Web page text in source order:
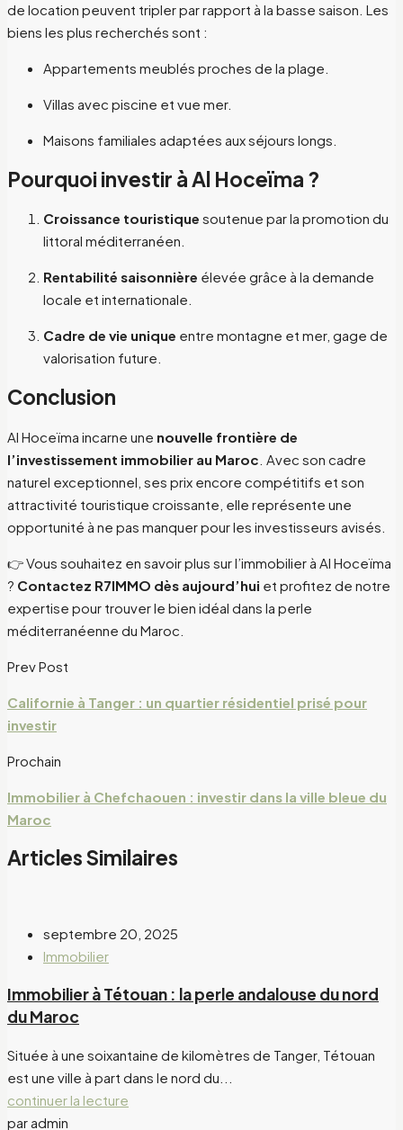
de location peuvent tripler par rapport à la basse saison. Les
biens les plus recherchés sont :
Appartements meublés proches de la plage.
Villas avec piscine et vue mer.
Maisons familiales adaptées aux séjours longs.
Pourquoi investir à Al Hoceïma ?
Croissance touristique soutenue par la promotion du
littoral méditerranéen.
Rentabilité saisonnière élevée grâce à la demande
locale et internationale.
Cadre de vie unique entre montagne et mer, gage de
valorisation future.
Conclusion
Al Hoceïma incarne une nouvelle frontière de
l’investissement immobilier au Maroc . Avec son cadre
naturel exceptionnel, ses prix encore compétitifs et son
attractivité touristique croissante, elle représente une
opportunité à ne pas manquer pour les investisseurs avisés.
👉 Vous souhaitez en savoir plus sur l’immobilier à Al Hoceïma
? Contactez R7IMMO dès aujourd’hui et profitez de notre
expertise pour trouver le bien idéal dans la perle
méditerranéenne du Maroc.
Prev Post
Californie à Tanger : un quartier résidentiel prisé pour
investir
Prochain
Immobilier à Chefchaouen : investir dans la ville bleue du
Maroc
Articles Similaires
septembre 20, 2025
Immobilier
Immobilier à Tétouan : la perle andalouse du nord
du Maroc
Située à une soixantaine de kilomètres de Tanger, Tétouan
est une ville à part dans le nord du...
continuer la lecture
par admin